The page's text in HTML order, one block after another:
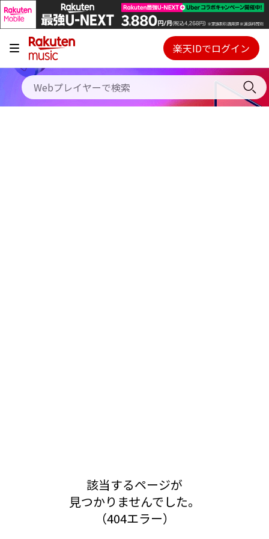
キャンペーン
料金プラン
使い方
Webプレイヤー
ご契約内容の確認・変更
楽天IDでログイン
該当するページが
見つかりませんでした。
（404エラー）